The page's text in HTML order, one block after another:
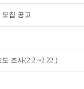
모집 공고
조사(2.2.~2.22.)